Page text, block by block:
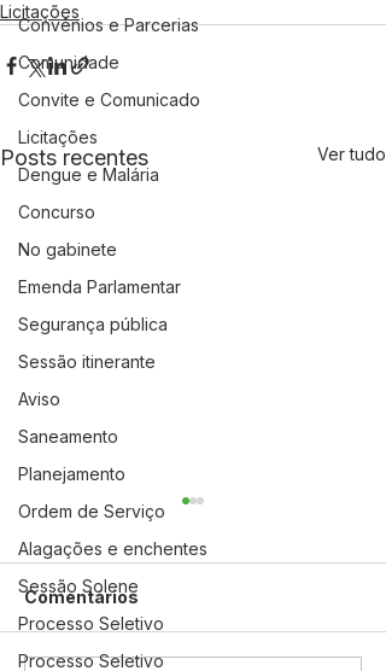
Convênios e Parcerias
Comunidade
Convite e Comunicado
Licitações
Dengue e Malária
Concurso
No gabinete
Emenda Parlamentar
Segurança pública
Sessão itinerante
Aviso
Saneamento
Planejamento
Ordem de Serviço
Alagações e enchentes
Sessão Solene
Processo Seletivo
Processo Seletivo
Licitações
Posts recentes Ver tudo
Comentários